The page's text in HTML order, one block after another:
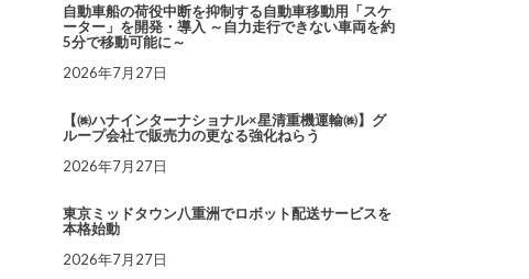
自動車船の荷役中断を抑制する自動車移動用「スケ
ーター」を開発・導入 ～自力走行できない車両を約
5分で移動可能に～
2026年7月27日
【㈱ハナインターナショナル×星清重機運輸㈱】グ
ループ会社で販売力の更なる強化ねらう
2026年7月27日
東京ミッドタウン八重洲でロボット配送サービスを
本格始動
2026年7月27日